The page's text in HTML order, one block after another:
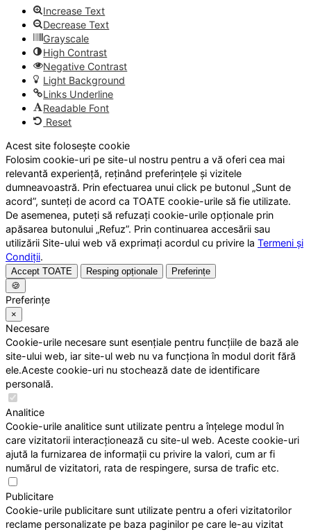
Increase Text
Decrease Text
Grayscale
High Contrast
Negative Contrast
Light Background
Links Underline
Readable Font
Reset
Acest site folosește cookie
Folosim cookie-uri pe site-ul nostru pentru a vă oferi cea mai
relevantă experiență, reținând preferințele și vizitele
dumneavoastră. Prin efectuarea unui click pe butonul „Sunt de
acord”, sunteți de acord ca TOATE cookie-urile să fie utilizate.
De asemenea, puteți să refuzați cookie-urile opționale prin
apăsarea butonului „Refuz”. Prin continuarea accesării sau
utilizării Site-ului web vă exprimați acordul cu privire la Termeni și
Condiții.
Accept TOATE Resping opționale
Preferințe
🍪
Preferințe
×
Necesare
Cookie-urile necesare sunt esențiale pentru funcțiile de bază ale
site-ului web, iar site-ul web nu va funcționa în modul dorit fără
ele.Aceste cookie-uri nu stochează date de identificare
personală.
Analitice
Cookie-urile analitice sunt utilizate pentru a înțelege modul în
care vizitatorii interacționează cu site-ul web. Aceste cookie-uri
ajută la furnizarea de informații cu privire la valori, cum ar fi
numărul de vizitatori, rata de respingere, sursa de trafic etc.
Publicitare
Cookie-urile publicitare sunt utilizate pentru a oferi vizitatorilor
reclame personalizate pe baza paginilor pe care le-au vizitat